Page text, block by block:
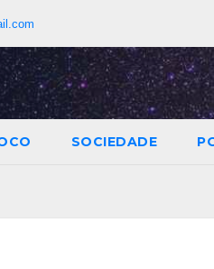
SOCIEDADE